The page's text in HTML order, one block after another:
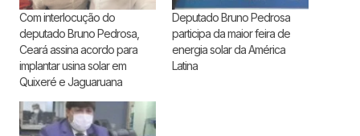
Com interlocução do
deputado Bruno Pedrosa,
Ceará assina acordo para
implantar usina solar em
Quixeré e Jaguaruana
Deputado Bruno Pedrosa
participa da maior feira de
energia solar da América
Latina